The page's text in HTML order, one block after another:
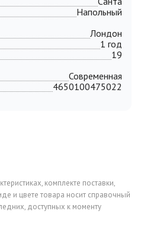
Напольный
Лондон
1 год
19
Современная
4650100475022
комплекте поставки,
и цвете товара носит справочный
доступных к моменту